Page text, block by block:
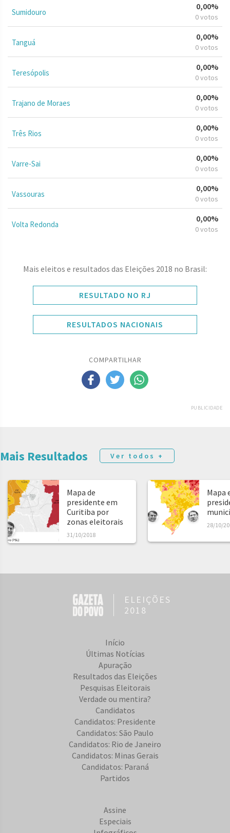
Sumidouro
0,00%
0 votos
Tanguá
0,00%
0 votos
Teresópolis
0,00%
0 votos
Trajano de Moraes
0,00%
0 votos
Três Rios
0,00%
0 votos
Varre-Sai
0,00%
0 votos
Vassouras
0,00%
0 votos
Volta Redonda
0,00%
0 votos
Mais eleitos e resultados das Eleições 2018 no Brasil:
RESULTADO NO RJ
RESULTADOS NACIONAIS
COMPARTILHAR
PUBLICIDADE
Mais Resultados Ver todos +
Mapa de
presidente em
Curitiba por
zonas eleitorais
31/10/2018
Mapa
28/10/
ELEIÇÕES
2018
Início
Últimas Notícias
Apuração
Resultados das Eleições
Pesquisas Eleitorais
Verdade ou mentira?
Candidatos
Candidatos: Presidente
Candidatos: São Paulo
Candidatos: Rio de Janeiro
Candidatos: Minas Gerais
Candidatos: Paraná
Partidos
Assine
Especiais